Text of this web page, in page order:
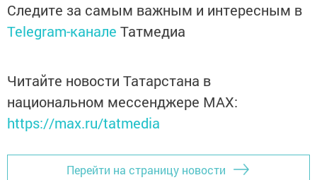
Следите за самым важным и интересным в
Telegram-канале Татмедиа
Читайте новости Татарстана в
национальном мессенджере MАХ:
https://max.ru/tatmedia
Перейти на страницу новости